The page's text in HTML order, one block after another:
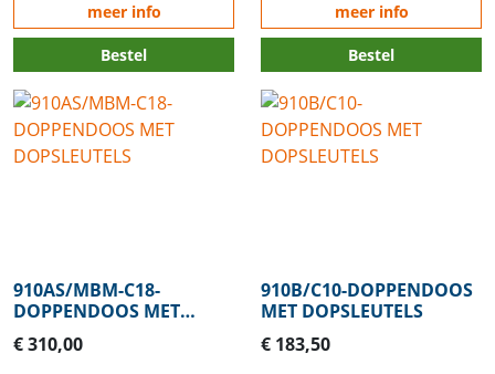
meer info
Bestel
meer info
Bestel
910AS/MBM-C18-
DOPPENDOOS MET
DOPSLEUTELS
€ 310,00
910B/C10-DOPPENDOOS
MET DOPSLEUTELS
€ 183,50